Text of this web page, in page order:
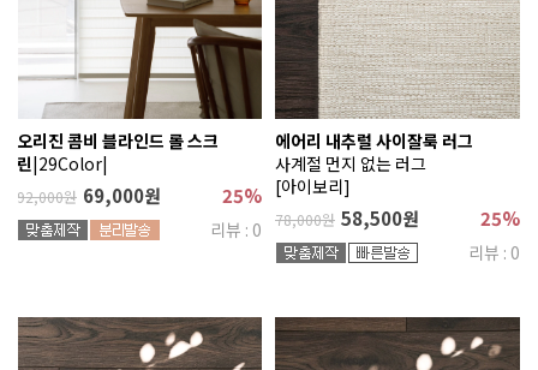
오리진 콤비 블라인드 롤 스크
린|29Color|
92,000원 69,000원 25%
리뷰 : 0
에어리 내추럴 사이잘룩 러그
사계절 먼지 없는 러그
[아이보리]
78,000원 58,500원 25%
리뷰 : 0